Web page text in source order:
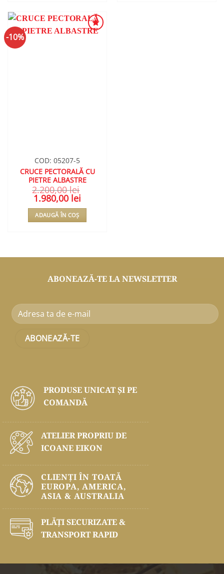
-10%
COD: 05207-5
CRUCE PECTORALĂ CU
PIETRE ALBASTRE
2.200,00lei
Prețul
inițial
a
fost:
2.200,00 lei.
1.980,00 lei
este:
ADAUGĂ ÎN COȘ
ABONEAZĂ-TE LA NEWSLETTER
PRODUSE UNICAT ŞI PE
COMANDĂ
ATELIER PROPRIU DE
ICOANE EIKON
CLIENȚI ÎN TOATĂ
EUROPA, AMERICA,
ASIA & AUSTRALIA
PLĂŢI SECURIZATE &
TRANSPORT RAPID